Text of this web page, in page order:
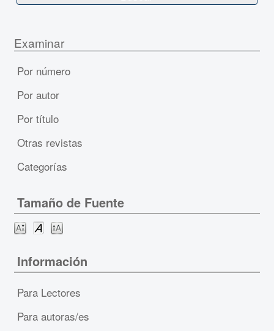
Examinar
Por número
Por autor
Por título
Otras revistas
Categorías
Tamaño de Fuente
Información
Para Lectores
Para autoras/es